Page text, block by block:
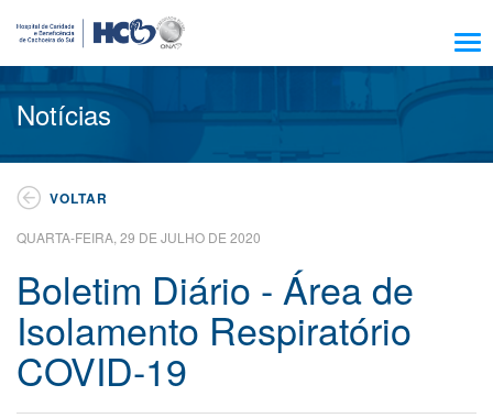
Sobre Nós
Amigo HCB
Notícias
Trabalhe Conosco
Residência, Ensino e Pesquisa
Nossos Serviços
Encontre seu médico
Pacientes e Visitantes
Notícias
VOLTAR
QUARTA-FEIRA, 29 DE JULHO DE 2020
Boletim Diário - Área de
Isolamento Respiratório
COVID-19